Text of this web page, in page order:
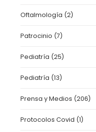
Oftalmología (2)
Patrocinio (7)
Pediatría (25)
Pediatría (13)
Prensa y Medios (206)
Protocolos Covid (1)